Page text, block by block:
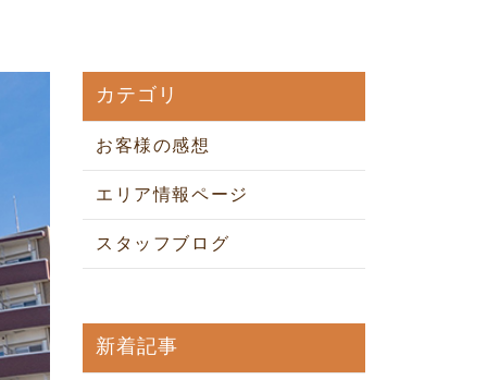
カテゴリ
お客様の感想
エリア情報ページ
スタッフブログ
新着記事